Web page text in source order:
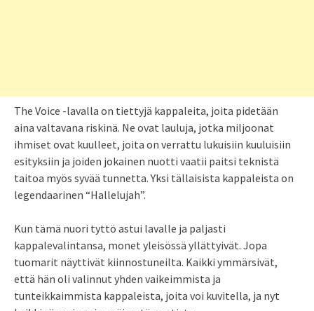
The Voice -lavalla on tiettyjä kappaleita, joita pidetään
aina valtavana riskinä. Ne ovat lauluja, jotka miljoonat
ihmiset ovat kuulleet, joita on verrattu lukuisiin kuuluisiin
esityksiin ja joiden jokainen nuotti vaatii paitsi teknistä
taitoa myös syvää tunnetta. Yksi tällaisista kappaleista on
legendaarinen “Hallelujah”.
Kun tämä nuori tyttö astui lavalle ja paljasti
kappalevalintansa, monet yleisössä yllättyivät. Jopa
tuomarit näyttivät kiinnostuneilta. Kaikki ymmärsivät,
että hän oli valinnut yhden vaikeimmista ja
tunteikkaimmista kappaleista, joita voi kuvitella, ja nyt